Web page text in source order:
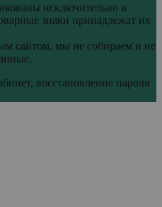
исключительно в
знаки принадлежат их
сайтом, мы не собираем и не
восстановление пароля